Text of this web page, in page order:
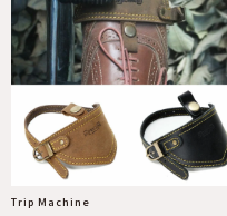
Trip Machine